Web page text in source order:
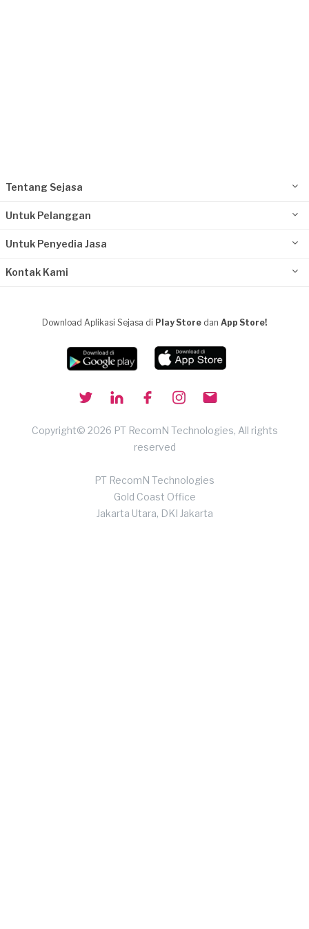
Tentang Sejasa
Untuk Pelanggan
Untuk Penyedia Jasa
Kontak Kami
Download Aplikasi Sejasa di Play Store dan App Store!
Copyright© 2026 PT RecomN Technologies, All rights
reserved
PT RecomN Technologies
Gold Coast Office
Jakarta Utara, DKI Jakarta